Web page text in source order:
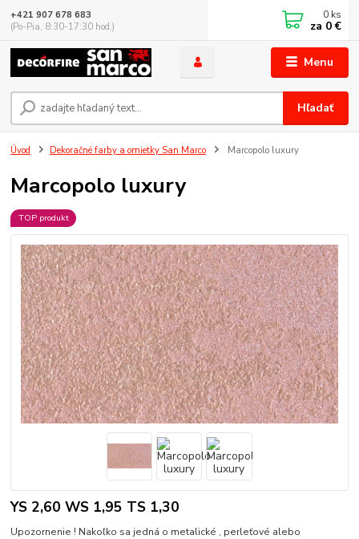
Menu
Hľadať
+421 907 678 683
(Po-Pia, 8:30-17:30 hod.)
0 ks
za 0 €
Úvod Dekoračné farby a omietky San Marco Marcopolo luxury
Marcopolo luxury
TOP produkt
YS 2,60 WS 1,95 TS 1,30
Upozornenie ! Nakoľko sa jedná o metalické , perleťové alebo